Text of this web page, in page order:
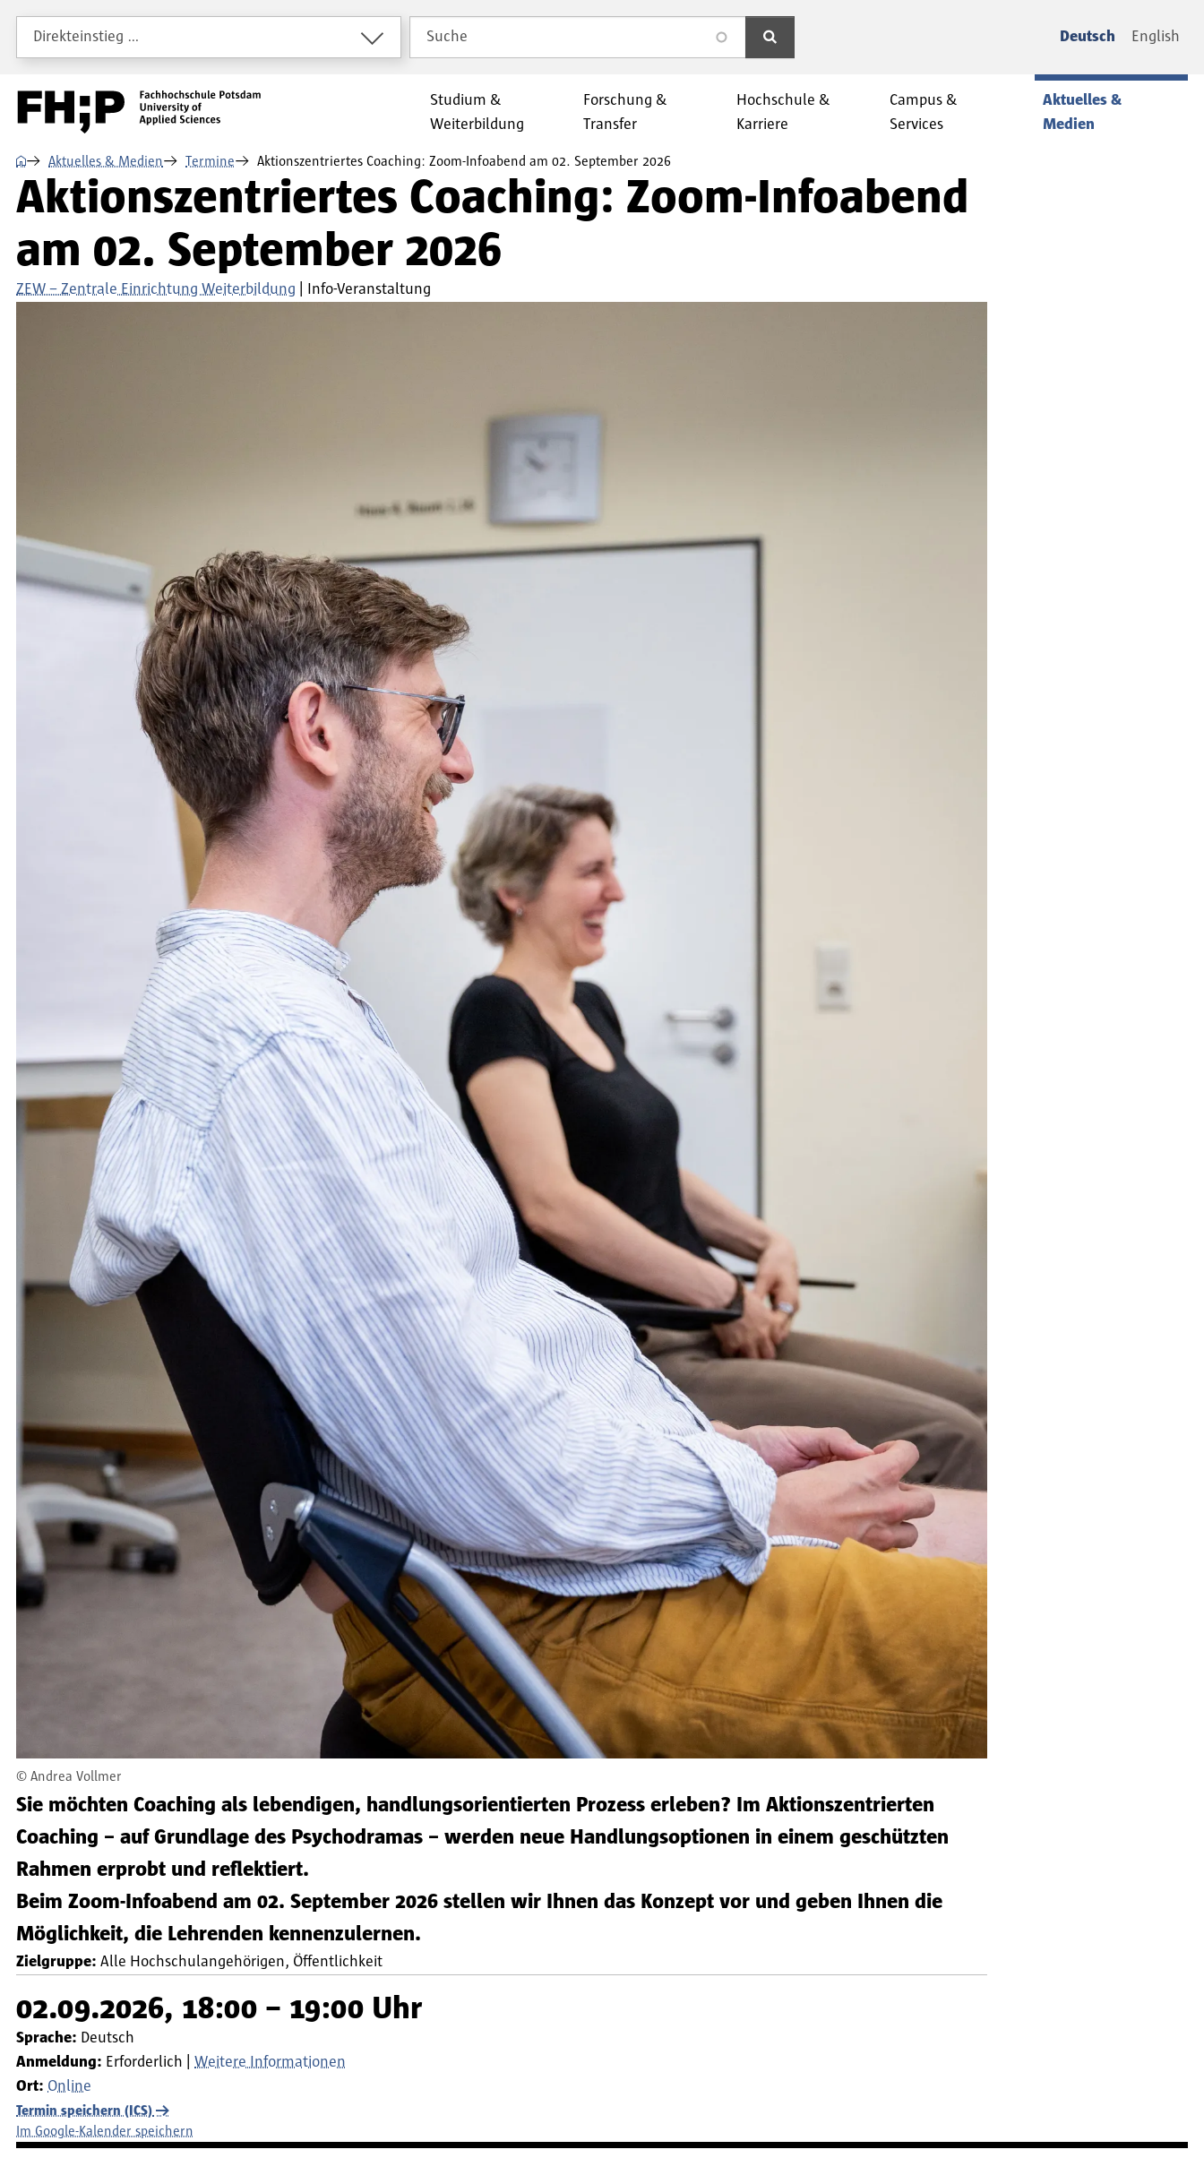
Direkt zum Inhalt
Direkt zur Hauptnavigation
Direkt zum Fußbereich
Direkteinstieg …
Suche
search Deutsch English
Studium &
Weiterbildung
Forschung &
Transfer
Hochschule &
Karriere
Campus &
Services
Aktuelles &
Medien
⌂ Aktuelles & Medien Termine Aktionszentriertes Coaching: Zoom-Infoabend am 02. September 2026
Aktionszentriertes Coaching: Zoom-Infoabend
am 02. September 2026
ZEW – Zentrale Einrichtung Weiterbildung Info-Veranstaltung
© Andrea Vollmer
Sie möchten Coaching als lebendigen, handlungsorientierten Prozess erleben? Im Aktionszentrierten
Coaching – auf Grundlage des Psychodramas – werden neue Handlungsoptionen in einem geschützten
Rahmen erprobt und reflektiert.
Beim Zoom-Infoabend am 02. September 2026 stellen wir Ihnen das Konzept vor und geben Ihnen die
Möglichkeit, die Lehrenden kennenzulernen.
Zielgruppe: Alle Hochschulangehörigen Öffentlichkeit
02.09.2026, 18:00 – 19:00 Uhr
Sprache: Deutsch
Anmeldung: Erforderlich
Weitere Informationen
Ort: Online
Termin speichern (ICS)
Im Google-Kalender speichern